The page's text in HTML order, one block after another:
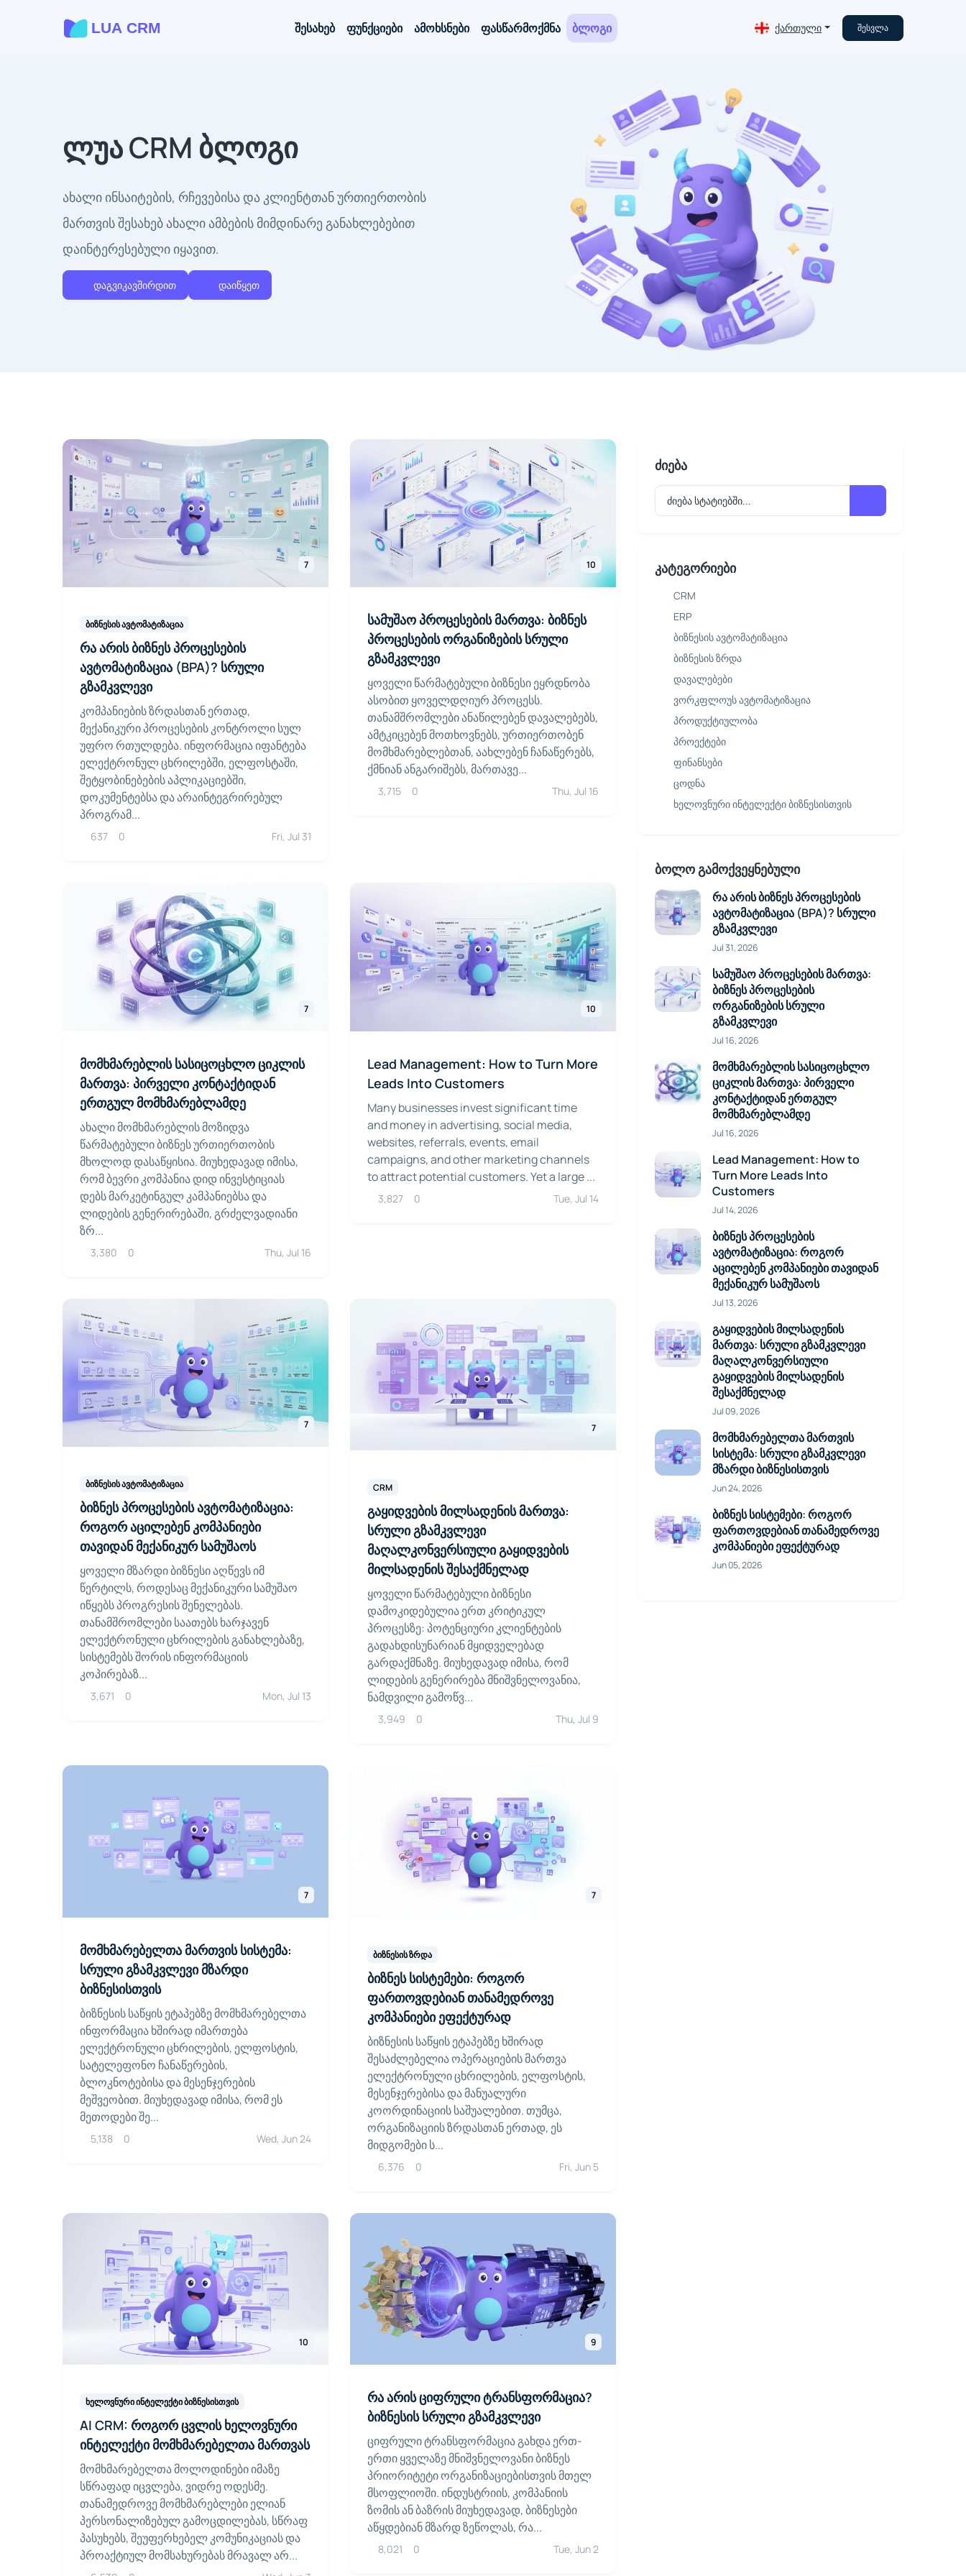
შესახებ ფუნქციები ამოხსნები ფასწარმოქმნა ბლოგი ქართული შესვლა
ლუა CRM ბლოგი
ახალი ინსაიტების, რჩევებისა და კლიენტთან ურთიერთობის
მართვის შესახებ ახალი ამბების მიმდინარე განახლებებით
დაინტერესებული იყავით.
დაგვიკავშირდით დაიწყეთ
7
ბიზნესის ავტომატიზაცია
რა არის ბიზნეს პროცესების
ავტომატიზაცია (BPA)? სრული
გზამკვლევი
კომპანიების ზრდასთან ერთად,
მექანიკური პროცესების კონტროლი სულ
უფრო რთულდება. ინფორმაცია იფანტება
ელექტრონულ ცხრილებში, ელფოსტაში,
შეტყობინებების აპლიკაციებში,
დოკუმენტებსა და არაინტეგრირებულ
პროგრამ...
637 0 Fri, Jul 31
10
სამუშაო პროცესების მართვა: ბიზნეს
პროცესების ორგანიზების სრული
გზამკვლევი
ყოველი წარმატებული ბიზნესი ეყრდნობა
ასობით ყოველდღიურ პროცესს.
თანამშრომლები ანაწილებენ დავალებებს,
ამტკიცებენ მოთხოვნებს, ურთიერთობენ
მომხმარებლებთან, აახლებენ ჩანაწერებს,
ქმნიან ანგარიშებს, მართავე...
3,715 0 Thu, Jul 16
7
მომხმარებლის სასიცოცხლო ციკლის
მართვა: პირველი კონტაქტიდან
ერთგულ მომხმარებლამდე
ახალი მომხმარებლის მოზიდვა
წარმატებული ბიზნეს ურთიერთობის
მხოლოდ დასაწყისია. მიუხედავად იმისა,
რომ ბევრი კომპანია დიდ ინვესტიციას
დებს მარკეტინგულ კამპანიებსა და
ლიდების გენერირებაში, გრძელვადიანი
ზრ...
3,380 0 Thu, Jul 16
10
Lead Management: How to Turn More
Leads Into Customers
Many businesses invest significant time
and money in advertising, social media,
websites, referrals, events, email
campaigns, and other marketing channels
to attract potential customers. Yet a large ...
3,827 0 Tue, Jul 14
7
ბიზნესის ავტომატიზაცია
ბიზნეს პროცესების ავტომატიზაცია:
როგორ აცილებენ კომპანიები
თავიდან მექანიკურ სამუშაოს
ყოველი მზარდი ბიზნესი აღწევს იმ
წერტილს, როდესაც მექანიკური სამუშაო
იწყებს პროგრესის შენელებას.
თანამშრომლები საათებს ხარჯავენ
ელექტრონული ცხრილების განახლებაზე,
სისტემებს შორის ინფორმაციის
კოპირებაზ...
3,671 0 Mon, Jul 13
7
CRM
გაყიდვების მილსადენის მართვა:
სრული გზამკვლევი
მაღალკონვერსიული გაყიდვების
მილსადენის შესაქმნელად
ყოველი წარმატებული ბიზნესი
დამოკიდებულია ერთ კრიტიკულ
პროცესზე: პოტენციური კლიენტების
გადახდისუნარიან მყიდველებად
გარდაქმნაზე. მიუხედავად იმისა, რომ
ლიდების გენერირება მნიშვნელოვანია,
ნამდვილი გამოწვ...
3,949 0 Thu, Jul 9
7
მომხმარებელთა მართვის სისტემა:
სრული გზამკვლევი მზარდი
ბიზნესისთვის
ბიზნესის საწყის ეტაპებზე მომხმარებელთა
ინფორმაცია ხშირად იმართება
ელექტრონული ცხრილების, ელფოსტის,
სატელეფონო ჩანაწერების,
ბლოკნოტებისა და მესენჯერების
მეშვეობით. მიუხედავად იმისა, რომ ეს
მეთოდები შე...
5,138 0 Wed, Jun 24
7
ბიზნესის ზრდა
ბიზნეს სისტემები: როგორ
ფართოვდებიან თანამედროვე
კომპანიები ეფექტურად
ბიზნესის საწყის ეტაპებზე ხშირად
შესაძლებელია ოპერაციების მართვა
ელექტრონული ცხრილების, ელფოსტის,
მესენჯერებისა და მანუალური
კოორდინაციის საშუალებით. თუმცა,
ორგანიზაციის ზრდასთან ერთად, ეს
მიდგომები ს...
6,376 0 Fri, Jun 5
10
ხელოვნური ინტელექტი ბიზნესისთვის
AI CRM: როგორ ცვლის ხელოვნური
ინტელექტი მომხმარებელთა მართვას
მომხმარებელთა მოლოდინები იმაზე
სწრაფად იცვლება, ვიდრე ოდესმე.
თანამედროვე მომხმარებლები ელიან
პერსონალიზებულ გამოცდილებას, სწრაფ
პასუხებს, შეუფერხებელ კომუნიკაციას და
პროაქტიულ მომსახურებას მრავალ არ...
9
რა არის ციფრული ტრანსფორმაცია?
ბიზნესის სრული გზამკვლევი
ციფრული ტრანსფორმაცია გახდა ერთ-
ერთი ყველაზე მნიშვნელოვანი ბიზნეს
პრიორიტეტი ორგანიზაციებისთვის მთელ
მსოფლიოში. ინდუსტრიის, კომპანიის
ზომის ან ბაზრის მიუხედავად, ბიზნესები
აწყდებიან მზარდ ზეწოლას, რა...
8,021 0 Tue, Jun 2
ძიება
კატეგორიები
CRM
ERP
ბიზნესის ავტომატიზაცია
ბიზნესის ზრდა
დავალებები
ვორკფლოუს ავტომატიზაცია
პროდუქტიულობა
პროექტები
ფინანსები
ცოდნა
ხელოვნური ინტელექტი ბიზნესისთვის
ბოლო გამოქვეყნებული
რა არის ბიზნეს პროცესების
ავტომატიზაცია (BPA)? სრული
გზამკვლევი
Jul 31, 2026
სამუშაო პროცესების მართვა:
ბიზნეს პროცესების
ორგანიზების სრული
გზამკვლევი
Jul 16, 2026
მომხმარებლის სასიცოცხლო
ციკლის მართვა: პირველი
კონტაქტიდან ერთგულ
მომხმარებლამდე
Jul 16, 2026
Lead Management: How to
Turn More Leads Into
Customers
Jul 14, 2026
ბიზნეს პროცესების
ავტომატიზაცია: როგორ
აცილებენ კომპანიები თავიდან
მექანიკურ სამუშაოს
Jul 13, 2026
გაყიდვების მილსადენის
მართვა: სრული გზამკვლევი
მაღალკონვერსიული
გაყიდვების მილსადენის
შესაქმნელად
Jul 09, 2026
მომხმარებელთა მართვის
სისტემა: სრული გზამკვლევი
მზარდი ბიზნესისთვის
Jun 24, 2026
ბიზნეს სისტემები: როგორ
ფართოვდებიან თანამედროვე
კომპანიები ეფექტურად
Jun 05, 2026